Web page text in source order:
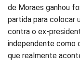
de Moraes ganhou
partida para colocar
contra o ex-
independente como
que realmente